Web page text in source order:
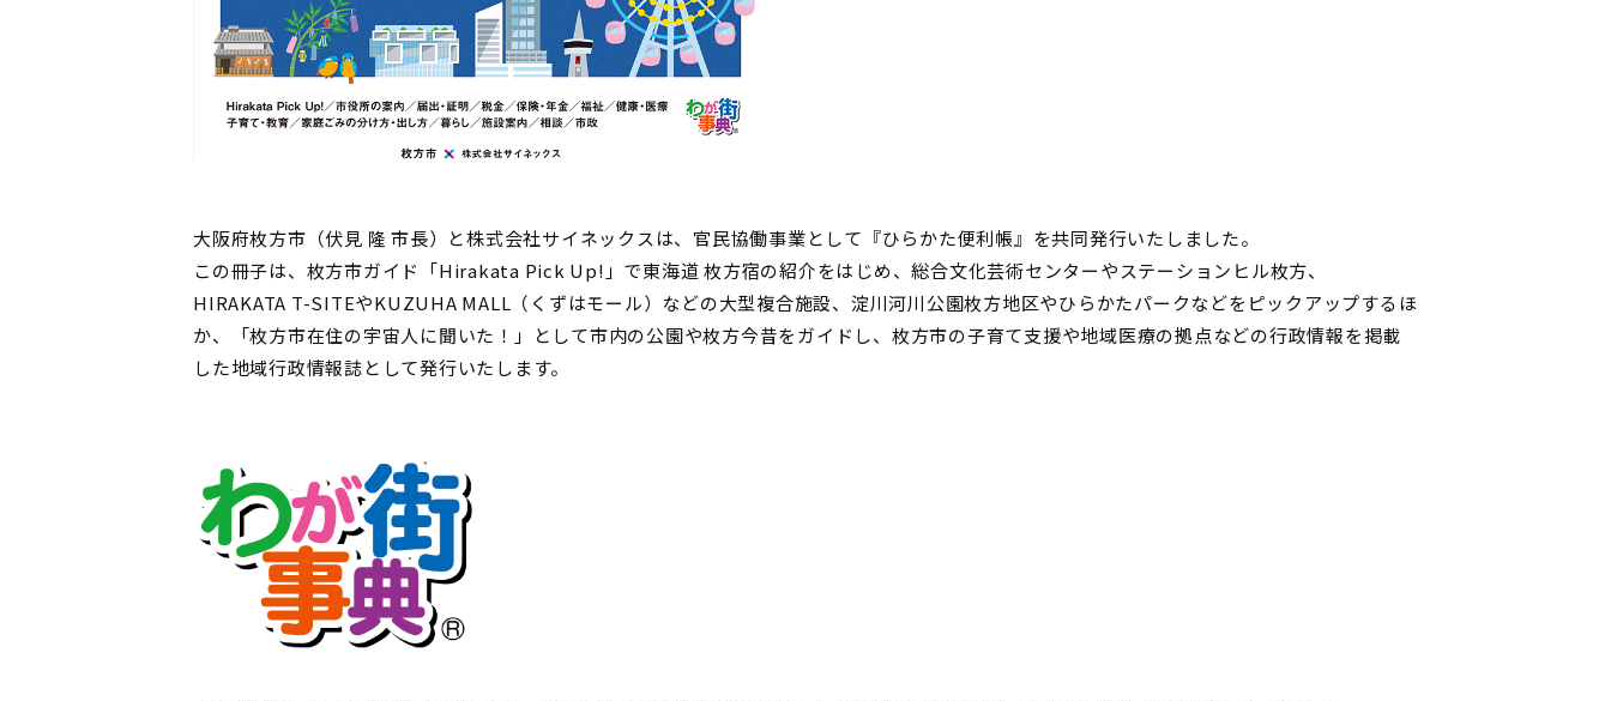
大阪府枚方市（伏見 隆 市長）と株式会社サイネックスは、官民協働事業として『ひらかた便利帳』を共同発行いたしました。
この冊子は、枚方市ガイド「Hirakata Pick Up!」で東海道 枚方宿の紹介をはじめ、総合文化芸術センターやステーションヒル枚方、
HIRAKATA T-SITEやKUZUHA MALL（くずはモール）などの大型複合施設、淀川河川公園枚方地区やひらかたパークなどをピックアップするほ
か、「枚方市在住の宇宙人に聞いた！」として市内の公園や枚方今昔をガイドし、枚方市の子育て支援や地域医療の拠点などの行政情報を掲載
した地域行政情報誌として発行いたします。